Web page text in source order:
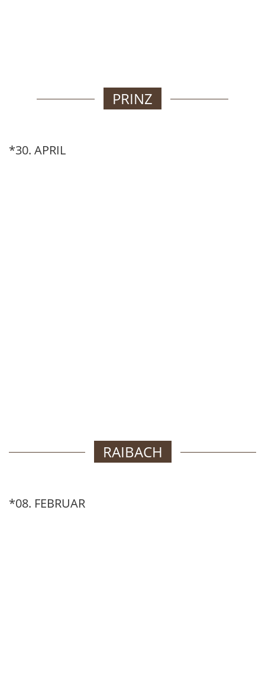
PRINZ
*30. APRIL
RAIBACH
*08. FEBRUAR